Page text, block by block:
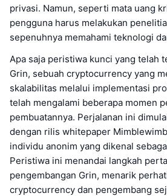
privasi. Namun, seperti mata uang
pengguna harus melakukan
sepenuhnya memahami teknologi
Apa saja peristiwa kunci yang telah
Grin, sebuah cryptocurrency yang
skalabilitas melalui implementasi
telah mengalami beberapa momen
pembuatannya. Perjalanan ini
dengan rilis whitepaper
individu anonim yang dikenal
Peristiwa ini menandai langkah
pengembangan Grin, menarik
cryptocurrency dan pengembang